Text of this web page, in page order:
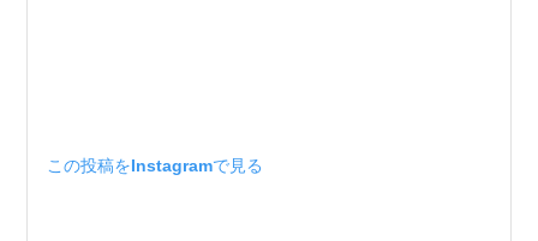
この投稿をInstagramで見る